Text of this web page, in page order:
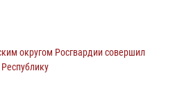
округом Росгвардии совершил